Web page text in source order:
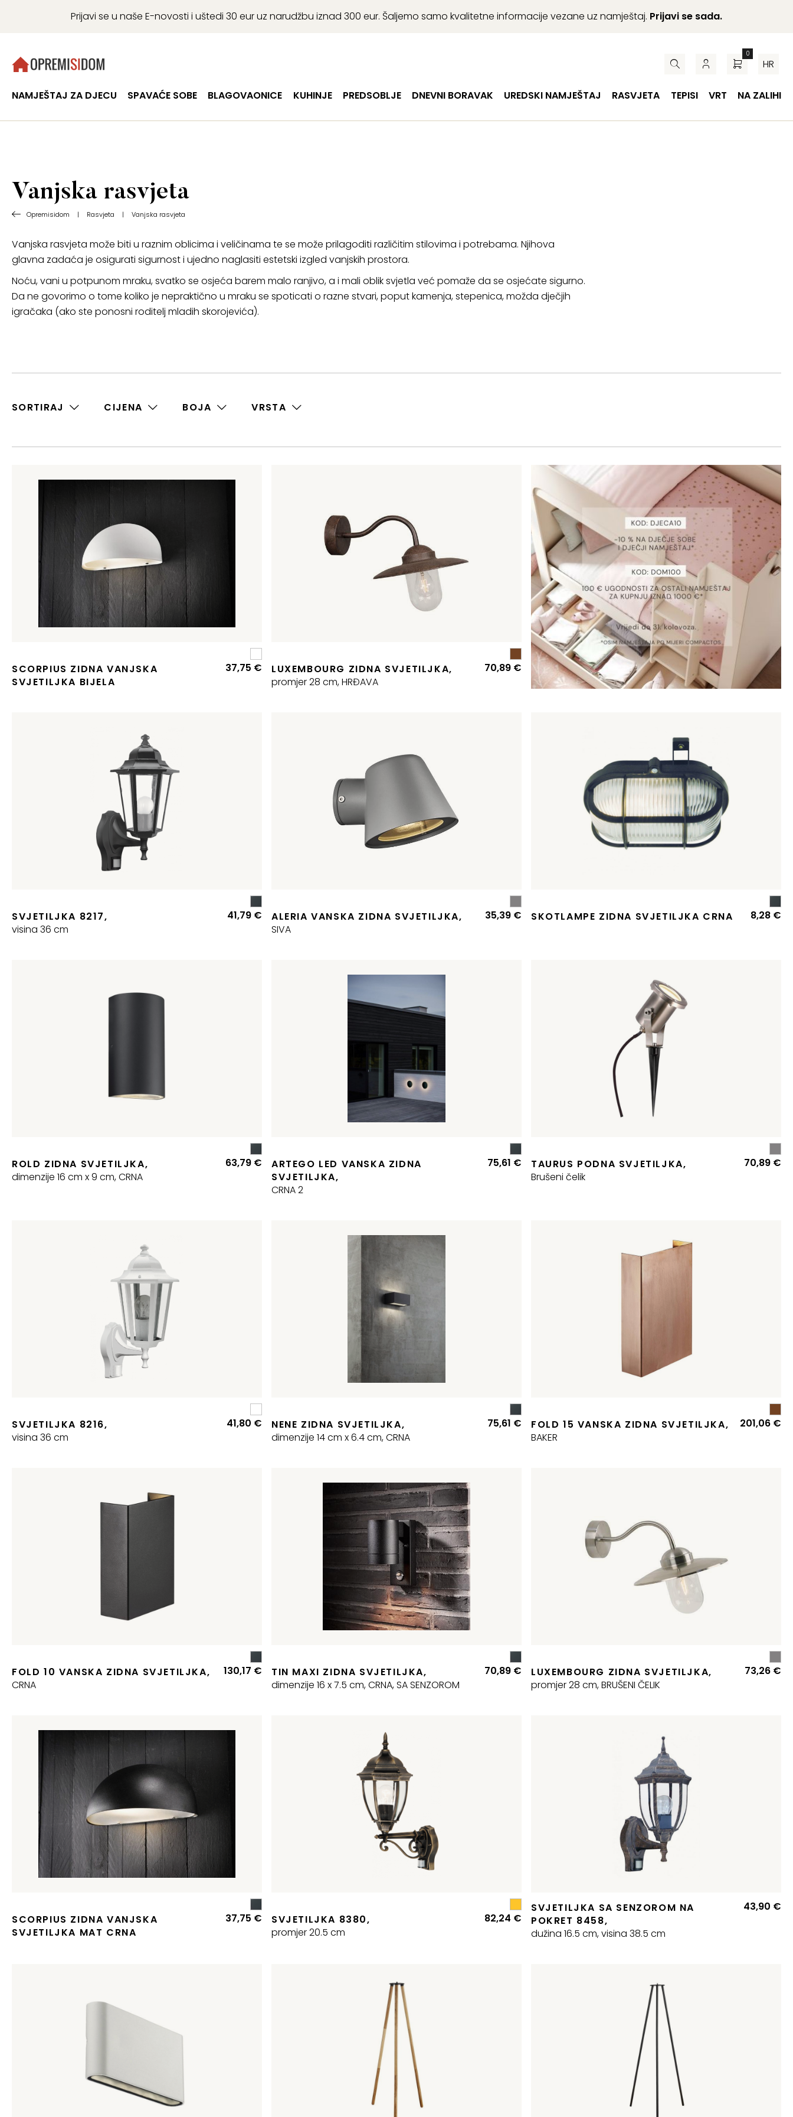
Prijavi se u naše E-novosti i uštedi 30 eur uz narudžbu iznad 300 eur. Šaljemo samo kvalitetne informacije vezane uz namještaj. Prijavi se sada.
0
HR
NAMJEŠTAJ ZA DJECU SPAVAĆE SOBE BLAGOVAONICE KUHINJE PREDSOBLJE DNEVNI BORAVAK UREDSKI NAMJEŠTAJ RASVJETA TEPISI VRT NA ZALIHI
Vanjska rasvjeta
Opremisidom | Rasvjeta | Vanjska rasvjeta
Vanjska rasvjeta može biti u raznim oblicima i veličinama te se može prilagoditi različitim stilovima i potrebama. Njihova
glavna zadaća je osigurati sigurnost i ujedno naglasiti estetski izgled vanjskih prostora.
Noću, vani u potpunom mraku, svatko se osjeća barem malo ranjivo, a i mali oblik svjetla već pomaže da se osjećate sigurno.
Da ne govorimo o tome koliko je nepraktično u mraku se spoticati o razne stvari, poput kamenja, stepenica, možda dječjih
igračaka (ako ste ponosni roditelj mladih skorojevića).
SCORPIUS ZIDNA VANJSKA
SVJETILJKA BIJELA
37,75 €
LUXEMBOURG ZIDNA SVJETILJKA,
promjer 28 cm, HRĐAVA
70,89 €
SVJETILJKA 8217,
visina 36 cm
41,79 €
ALERIA VANSKA ZIDNA SVJETILJKA,
SIVA
35,39 € SKOTLAMPE ZIDNA SVJETILJKA CRNA 8,28 €
ROLD ZIDNA SVJETILJKA,
dimenzije 16 cm x 9 cm, CRNA
63,79 €
ARTEGO LED VANSKA ZIDNA
SVJETILJKA,
CRNA 2
75,61 €
TAURUS PODNA SVJETILJKA,
Brušeni čelik
70,89 €
SVJETILJKA 8216,
visina 36 cm
41,80 €
NENE ZIDNA SVJETILJKA,
dimenzije 14 cm x 6.4 cm, CRNA
75,61 €
FOLD 15 VANSKA ZIDNA SVJETILJKA,
BAKER
201,06 €
FOLD 10 VANSKA ZIDNA SVJETILJKA,
CRNA
130,17 €
TIN MAXI ZIDNA SVJETILJKA,
dimenzije 16 x 7.5 cm, CRNA, SA SENZOROM
70,89 €
LUXEMBOURG ZIDNA SVJETILJKA,
promjer 28 cm, BRUŠENI ČELIK
73,26 €
SCORPIUS ZIDNA VANJSKA
SVJETILJKA MAT CRNA
37,75 €
SVJETILJKA 8380,
promjer 20.5 cm
82,24 €
SVJETILJKA SA SENZOROM NA
POKRET 8458,
dužina 16.5 cm, visina 38.5 cm
43,90 €
SORTIRAJ CIJENA BOJA VRSTA